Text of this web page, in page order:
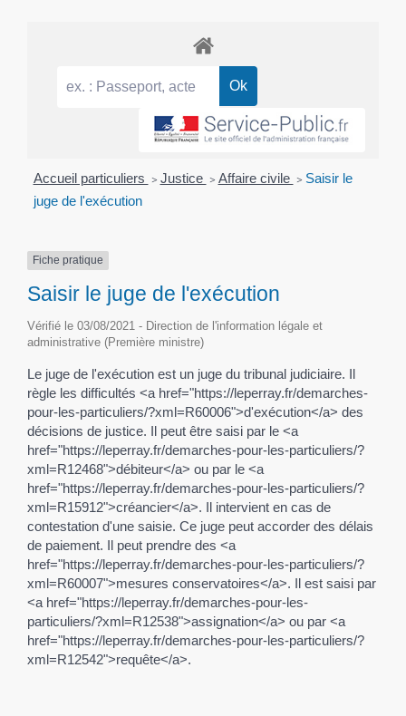
Accueil particuliers > Justice > Affaire civile > Saisir le
juge de l'exécution
Fiche pratique
Saisir le juge de l'exécution
Vérifié le 03/08/2021 - Direction de l'information légale et
administrative (Première ministre)
Le juge de l'exécution est un juge du tribunal judiciaire. Il
règle les difficultés <a href="https://leperray.fr/demarches-
pour-les-particuliers/?xml=R60006">d'exécution</a> des
décisions de justice. Il peut être saisi par le <a
href="https://leperray.fr/demarches-pour-les-particuliers/?
xml=R12468">débiteur</a> ou par le <a
href="https://leperray.fr/demarches-pour-les-particuliers/?
xml=R15912">créancier</a>. Il intervient en cas de
contestation d'une saisie. Ce juge peut accorder des délais
de paiement. Il peut prendre des <a
href="https://leperray.fr/demarches-pour-les-particuliers/?
xml=R60007">mesures conservatoires</a>. Il est saisi par
<a href="https://leperray.fr/demarches-pour-les-
particuliers/?xml=R12538">assignation</a> ou par <a
href="https://leperray.fr/demarches-pour-les-particuliers/?
xml=R12542">requête</a>.